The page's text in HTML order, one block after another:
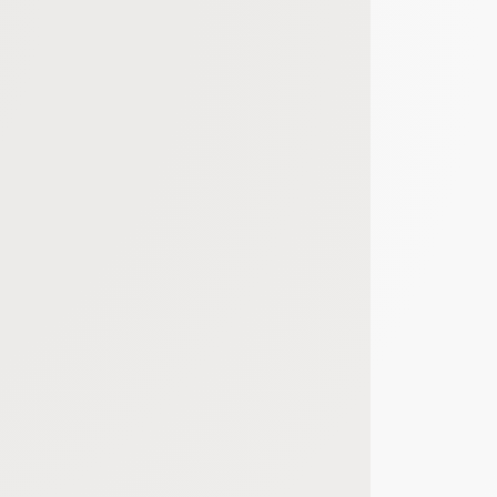
telles que le nombre de visites, le temps moyen passé sur le site web
comme l’affluence, les produits les plus consultés, ou encore